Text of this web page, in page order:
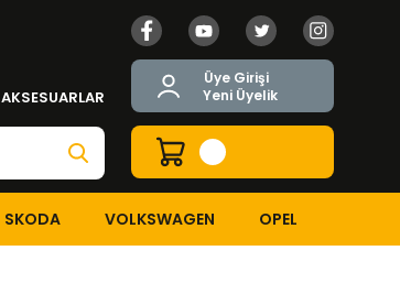
AKSESUARLAR
Üye Girişi
Yeni Üyelik
SKODA VOLKSWAGEN OPEL